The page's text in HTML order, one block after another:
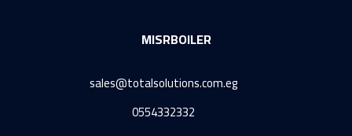
MISRBOILER
sales@totalsolutions.com.eg
0554332332